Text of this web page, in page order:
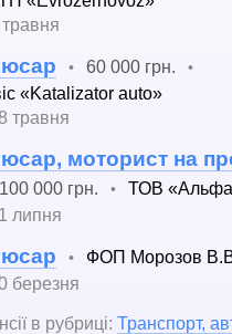
• 60 000 грн. •
«Katalizator auto»
травня
моторист на
100 000 грн. •
ТОВ
липня
•
ФОП Морозов
березня
в рубриці: Транспорт,